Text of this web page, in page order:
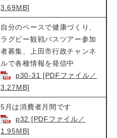
3.69MB]
自分のペースで健康づくり、
ラグビー観戦バスツアー参加
者募集、上田市行政チャンネ
ルで各種情報を発信中
p30-31 [PDFファイル／
3.27MB]
5月は消費者月間です
p32 [PDFファイル／
1.95MB]